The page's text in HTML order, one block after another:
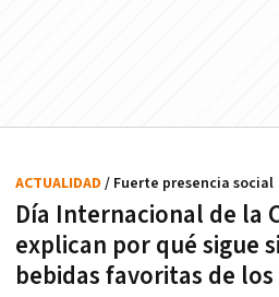
Día Internacional de la
explican por qué sigue
bebidas favoritas de
ACTUALIDAD / Fuerte presencia social